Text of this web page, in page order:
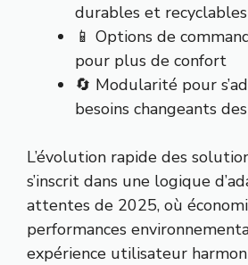
durables et recyclables
📱 Options de
pour plus de confort
🔄 Modularité pour
besoins changeants
L’évolution rapide des
s’inscrit dans une logique
attentes de 2025, où
performances
expérience utilisateur